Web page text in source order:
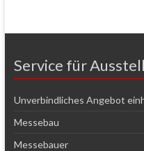
Service für
Unverbindliches Angebot
Messebau
Messebauer